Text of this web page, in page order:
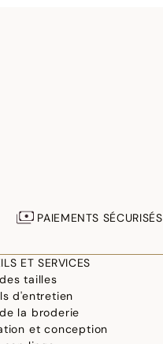
PAIEMENTS SÉCURISÉS
ET SERVICES
tailles
d'entretien
la broderie
et conception